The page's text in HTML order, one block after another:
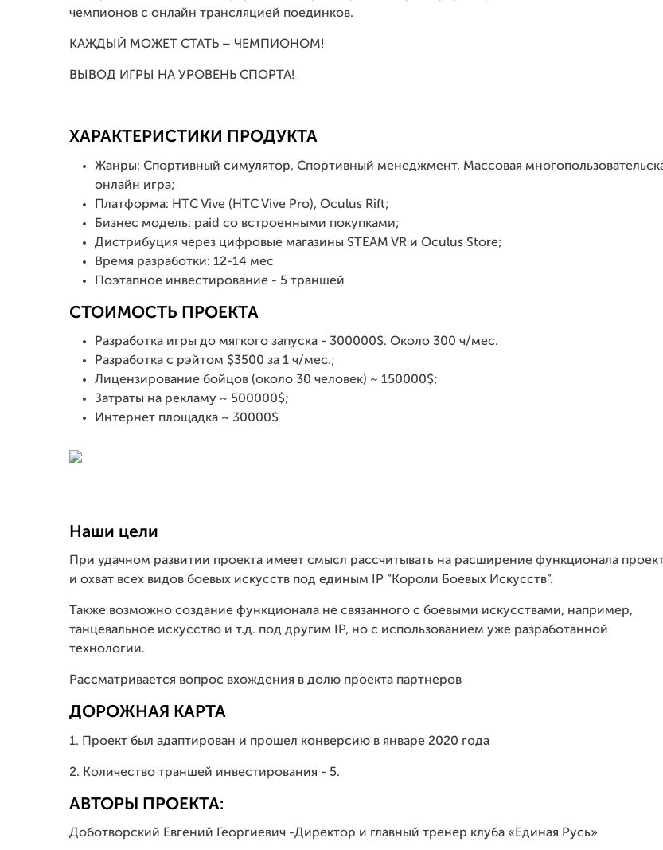
чемпионов с онлайн трансляцией поединков.
КАЖДЫЙ МОЖЕТ СТАТЬ – ЧЕМПИОНОМ!
ВЫВОД ИГРЫ НА УРОВЕНЬ СПОРТА!
ХАРАКТЕРИСТИКИ ПРОДУКТА
Жанры: Спортивный симулятор, Спортивный менеджмент, Массовая
онлайн игра;
Платформа: HTC Vive (HTC Vive Pro), Oculus Rift;
Бизнес модель: paid со встроенными покупками;
Дистрибуция через цифровые магазины STEAM VR и Oculus Store;
Время разработки: 12-14 мес
Поэтапное инвестирование - 5 траншей
СТОИМОСТЬ ПРОЕКТА
Разработка игры до мягкого запуска - 300000$. Около 300 ч/мес.
Разработка с рэйтом $3500 за 1 ч/мес.;
Лицензирование бойцов (около 30 человек) ~ 150000$;
Затраты на рекламу ~ 500000$;
Интернет площадка ~ 30000$
Наши цели
При удачном развитии проекта имеет смысл рассчитывать на расширение функционала
и охват всех видов боевых искусств под единым IP “Короли Боевых Искусств”.
Также возможно создание функционала не связанного с боевыми искусствами, например,
танцевальное искусство и т.д. под другим IP, но с использованием уже разработанной
технологии.
Рассматривается вопрос вхождения в долю проекта партнеров
ДОРОЖНАЯ КАРТА
1. Проект был адаптирован и прошел конверсию в январе 2020 года
2. Количество траншей инвестирования - 5.
АВТОРЫ ПРОЕКТА:
Доботворский Евгений Георгиевич -Директор и главный тренер клуба «Единая Русь»